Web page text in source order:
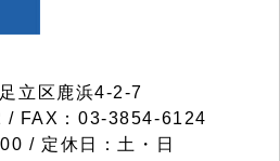
立区鹿浜4-2-7
FAX：03-3854-6124
/ 定休日：土・日